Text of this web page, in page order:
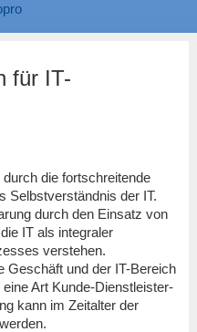
für IT-
die fortschreitende
Selbstverständnis der IT.
durch den Einsatz von
IT als integraler
verstehen.
Geschäft und der IT-Bereich
Art Kunde-Dienstleister-
kann im Zeitalter der